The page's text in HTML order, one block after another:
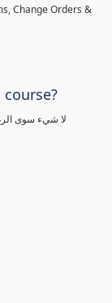
Change Orders &
لا شيء سوى